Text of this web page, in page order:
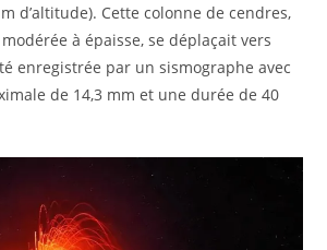
d’altitude). Cette colonne de cendres,
à épaisse, se déplaçait vers
enregistrée par un sismographe avec
de 14,3 mm et une durée de 40